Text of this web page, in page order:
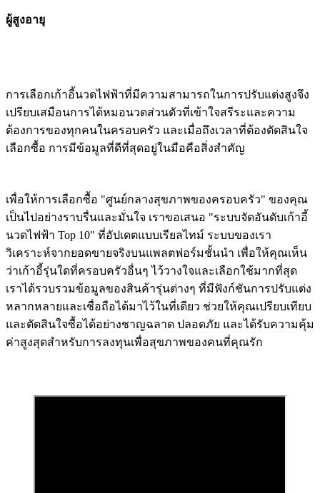
ผู้สูงอายุ
การเลือกเก้าอี้นวดไฟฟ้าที่มีความสามารถในการปรับแต่งสูงจึง
เปรียบเสมือนการได้หมอนวดส่วนตัวที่เข้าใจสรีระและความ
ต้องการของทุกคนในครอบครัว และเมื่อถึงเวลาที่ต้องตัดสินใจ
เลือกซื้อ การมีข้อมูลที่ดีที่สุดอยู่ในมือคือสิ่งสำคัญ
เพื่อให้การเลือกซื้อ "ศูนย์กลางสุขภาพของครอบครัว" ของคุณ
เป็นไปอย่างราบรื่นและมั่นใจ เราขอเสนอ "ระบบจัดอันดับเก้าอี้
นวดไฟฟ้า Top 10" ที่อัปเดตแบบเรียลไทม์ ระบบของเรา
วิเคราะห์จากยอดขายจริงบนแพลตฟอร์มชั้นนำ เพื่อให้คุณเห็น
ว่าเก้าอี้รุ่นใดที่ครอบครัวอื่นๆ ไว้วางใจและเลือกใช้มากที่สุด
เราได้รวบรวมข้อมูลของสินค้ารุ่นต่างๆ ที่มีฟังก์ชันการปรับแต่ง
หลากหลายและเชื่อถือได้มาไว้ในที่เดียว ช่วยให้คุณเปรียบเทียบ
และตัดสินใจซื้อได้อย่างชาญฉลาด ปลอดภัย และได้รับความคุ้ม
ค่าสูงสุดสำหรับการลงทุนเพื่อสุขภาพของคนที่คุณรัก